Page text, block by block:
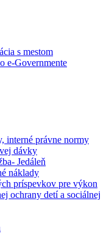
s mestom
e-Governmente
interné právne normy
dávky
Jedáleň
náklady
príspevkov pre výkon
ochrany detí a sociálnej